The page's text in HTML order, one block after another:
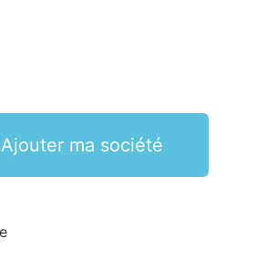
Ajouter ma société